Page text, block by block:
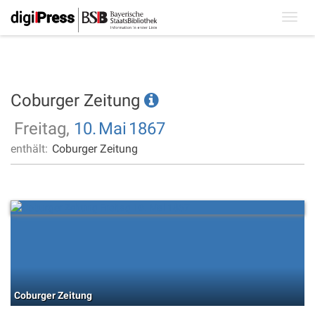
Coburger Zeitung
Freitag, 10. Mai 1867
enthält: Coburger Zeitung
Coburger Zeitung